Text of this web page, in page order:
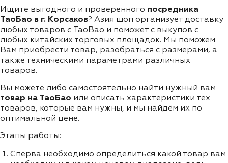
Ищите выгодного и проверенного посредника
ТаоБао в г. Корсаков? Азия шоп организует доставку
любых товаров с TaoBao и поможет с выкупов с
любых китайских торговых площадок. Мы поможем
Вам приобрести товар, разобраться с размерами, а
также техническими параметрами различных
товаров.
Вы можете либо самостоятельно найти нужный вам
товар на ТаоБао или описать характеристики тех
товаров, которые вам нужны, и мы найдём их по
оптимальной цене.
Этапы работы:
Сперва необходимо определиться какой товар вам